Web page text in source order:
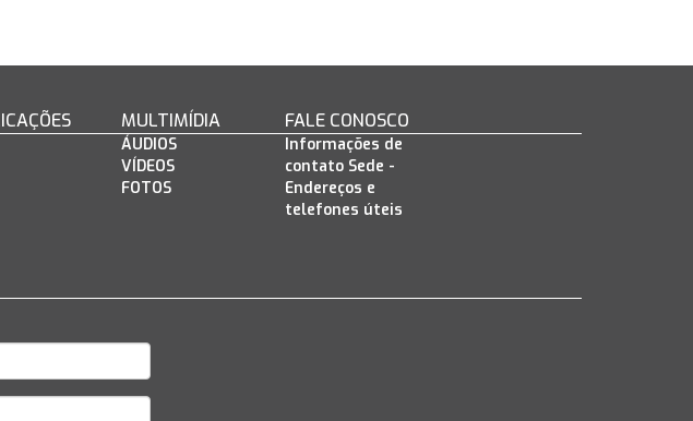
MULTIMÍDIA FALE CONOSCO
ÁUDIOS
VÍDEOS
FOTOS
Informações de
contato Sede -
Endereços e
telefones úteis